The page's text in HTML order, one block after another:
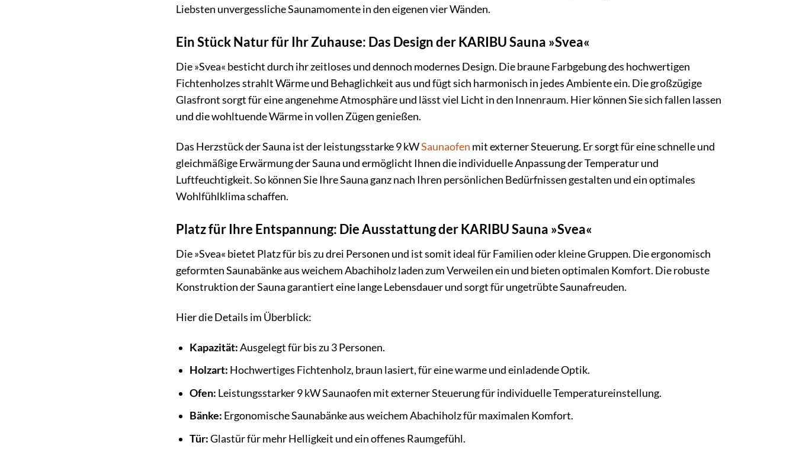
Liebsten unvergessliche Saunamomente in den eigenen vier Wänden.
Ein Stück Natur für Ihr Zuhause: Das Design der KARIBU Sauna »Svea«
Die »Svea« besticht durch ihr zeitloses und dennoch modernes Design. Die braune Farbgebung des hochwertigen
Fichtenholzes strahlt Wärme und Behaglichkeit aus und fügt sich harmonisch in jedes Ambiente ein. Die großzügige
Glasfront sorgt für eine angenehme Atmosphäre und lässt viel Licht in den Innenraum. Hier können Sie sich fallen lassen
und die wohltuende Wärme in vollen Zügen genießen.
Das Herzstück der Sauna ist der leistungsstarke 9 kWSaunaofen mit externer Steuerung. Er sorgt für eine schnelle und
gleichmäßige Erwärmung der Sauna und ermöglicht Ihnen die individuelle Anpassung der Temperatur und
Luftfeuchtigkeit. So können Sie Ihre Sauna ganz nach Ihren persönlichen Bedürfnissen gestalten und ein optimales
Wohlfühlklima schaffen.
Platz für Ihre Entspannung: Die Ausstattung der KARIBU Sauna »Svea«
Die »Svea« bietet Platz für bis zu drei Personen und ist somit ideal für Familien oder kleine Gruppen. Die ergonomisch
geformten Saunabänke aus weichem Abachiholz laden zum Verweilen ein und bieten optimalen Komfort. Die robuste
Konstruktion der Sauna garantiert eine lange Lebensdauer und sorgt für ungetrübte Saunafreuden.
Hier die Details im Überblick:
Kapazität:Ausgelegt für bis zu 3 Personen.
Holzart: Hochwertiges Fichtenholz, braun lasiert, für eine warme und einladende Optik.
Ofen: Leistungsstarker 9 kW Saunaofen mit externer Steuerung für individuelle Temperatureinstellung.
Bänke: Ergonomische Saunabänke aus weichem Abachiholz für maximalen Komfort.
Tür:Glastür für mehr Helligkeit und ein offenes Raumgefühl.